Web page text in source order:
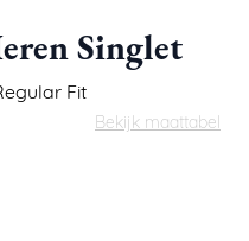
Singlet
Fit
Bekijk maattabel